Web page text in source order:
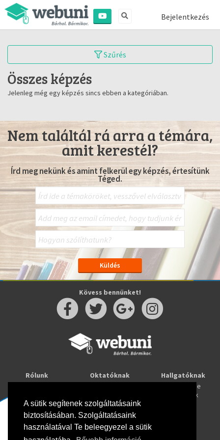
A sütik segítenek szolgáltatásaink
biztosításában. Szolgáltatásaink
használatával Te beleegyezel a sütik
Bejelentkezés
Szűrés
Összes képzés
Jelenleg még egy képzés sincs ebben a kategóriában.
Nem találtál rá arra a témára,
amit kerestél?
Írd meg nekünk és amint felkerül egy képzés, értesítünk
Téged.
Kövess bennünket!
Rólunk
Oktatóknak
Webuni Stúdió
Hallgatóknak
Tanulj online
Képzések
Info
Adatkezelési tájékoztató
ÁSZF